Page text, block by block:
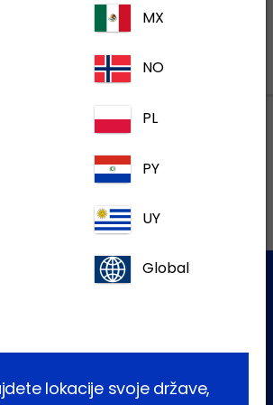
se obrnite na našo ekipo za pomoč
MX
NO
PL
PY
UY
Global
lokacije svoje države,